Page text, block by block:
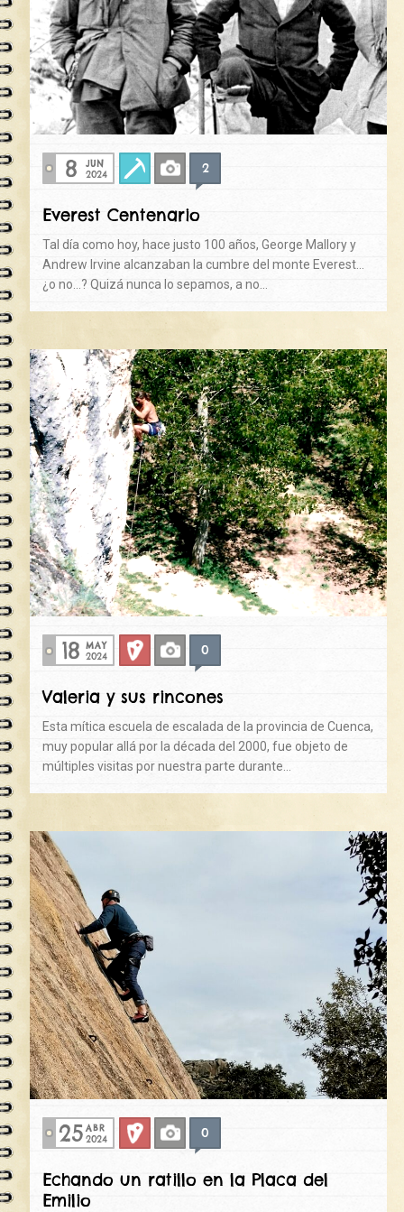
Alpinismo
Fotos
8 JUN
2024 2
Everest Centenario
Tal día como hoy, hace justo 100 años, George Mallory y
Andrew Irvine alcanzaban la cumbre del monte Everest…
¿o no…? Quizá nunca lo sepamos, a no…
Deportiva
Fotos
18 MAY
2024 0
Valeria y sus rincones
Esta mítica escuela de escalada de la provincia de Cuenca,
muy popular allá por la década del 2000, fue objeto de
múltiples visitas por nuestra parte durante…
Deportiva
Fotos
25 ABR
2024 0
Echando un ratillo en la Placa del
Emilio